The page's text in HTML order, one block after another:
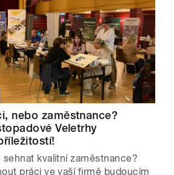
nebo zaměstnance?
Veletrhy
sehnat kvalitní zaměstnance?
práci ve vaší firmě budoucím